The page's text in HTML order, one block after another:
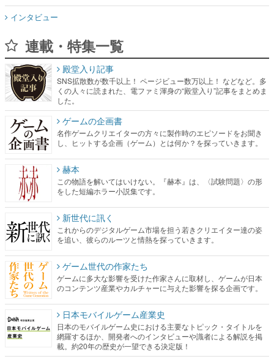
インタビュー
連載・特集一覧
殿堂入り記事
SNS拡散数が数千以上！ ページビュー数万以上！ などなど。多
くの人々に読まれた、電ファミ渾身の“殿堂入り”記事をまとめま
した。
ゲームの企画書
名作ゲームクリエイターの方々に製作時のエピソードをお聞き
し、ヒットする企画（ゲーム）とは何か？を探っていきます。
赫本
この物語を解いてはいけない。『赫本』は、〈試験問題〉の形
をした短編ホラー小説集です。
新世代に訊く
これからのデジタルゲーム市場を担う若きクリエイター達の姿
を追い、彼らのルーツと情熱を探っていきます。
ゲーム世代の作家たち
ゲームに多大な影響を受けた作家さんに取材し、ゲームが日本
のコンテンツ産業やカルチャーに与えた影響を探る企画です。
日本モバイルゲーム産業史
日本のモバイルゲーム史における主要なトピック・タイトルを
網羅するほか、開発者へのインタビューや識者による解説を掲
載。約20年の歴史が一望できる決定版！